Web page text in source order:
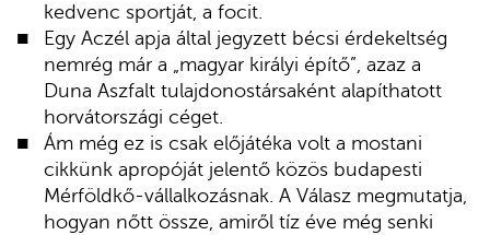
kedvenc sportját, a focit.
Egy Aczél apja által jegyzett bécsi érdekeltség
nemrég már a „magyar királyi építő”, azaz a
Duna Aszfalt tulajdonostársaként alapíthatott
horvátországi céget.
Ám még ez is csak előjátéka volt a mostani
cikkünk apropóját jelentő közös budapesti
Mérföldkő-vállalkozásnak. A Válasz megmutatja,
hogyan nőtt össze, amiről tíz éve még senki